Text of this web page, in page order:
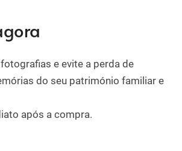
e evite a perda de
do seu património familiar e
após a compra.